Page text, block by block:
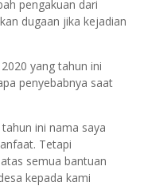
pengakuan dari
dugaan jika kejadian
yang tahun ini
penyebabnya saat
ini nama saya
Tetapi
semua bantuan
kepada kami